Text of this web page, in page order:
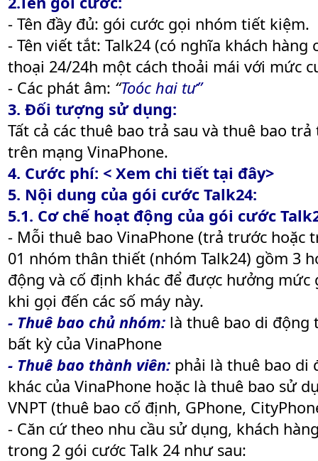
- Tên đầy đủ: gói cước gọi nhóm tiết kiệm.
- Tên viết tắt: Talk24 (có nghĩa khách
thoại 24/24h một cách thoải mái với mức
- Các phát âm: “Toóc hai tư”
3. Đối tượng sử dụng:
Tất cả các thuê bao trả sau và thuê bao
trên mạng VinaPhone.
4. Cước phí: < Xem chi tiết tại đây>
5. Nội dung của gói cước Talk24:
5.1. Cơ chế hoạt động của gói cước
- Mỗi thuê bao VinaPhone (trả trước hoặc
01 nhóm thân thiết (nhóm Talk24) gồm 3
động và cố định khác để được hưởng mức
khi gọi đến các số máy này.
- Thuê bao chủ nhóm: là thuê bao di động
bất kỳ của VinaPhone
- Thuê bao thành viên: phải là thuê bao di
khác của VinaPhone hoặc là thuê bao sử
VNPT (thuê bao cố định, GPhone,
- Căn cứ theo nhu cầu sử dụng, khách
trong 2 gói cước Talk 24 như sau: